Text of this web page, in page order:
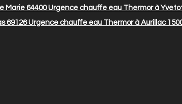
Marie 64400Urgence chauffe eau Thermor à
69126Urgence chauffe eau Thermor à Aurillac